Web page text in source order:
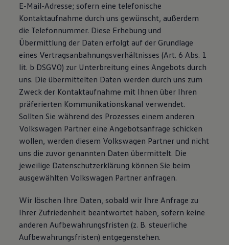
E-Mail-Adresse; sofern eine telefonische
Kontaktaufnahme durch uns gewünscht, außerdem
die Telefonnummer. Diese Erhebung und
Übermittlung der Daten erfolgt auf der Grundlage
eines Vertragsanbahnungsverhältnisses (Art. 6 Abs. 1
lit. b DSGVO) zur Unterbreitung eines Angebots durch
uns. Die übermittelten Daten werden durch uns zum
Zweck der Kontaktaufnahme mit Ihnen über Ihren
präferierten Kommunikationskanal verwendet.
Sollten Sie während des Prozesses einem anderen
Volkswagen Partner eine Angebotsanfrage schicken
wollen, werden diesem Volkswagen Partner und nicht
uns die zuvor genannten Daten übermittelt. Die
jeweilige Datenschutzerklärung können Sie beim
ausgewählten Volkswagen Partner anfragen.
Wir löschen Ihre Daten, sobald wir Ihre Anfrage zu
Ihrer Zufriedenheit beantwortet haben, sofern keine
anderen Aufbewahrungsfristen (z. B. steuerliche
Aufbewahrungsfristen) entgegenstehen.